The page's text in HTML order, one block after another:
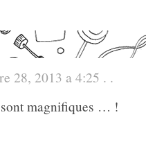
28, 2013 a 4:25 . .
magnifiques … !